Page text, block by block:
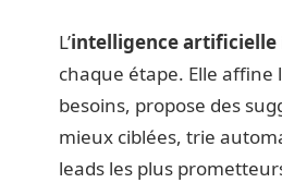
L’intelligence artificielle
chaque étape. Elle affine
besoins, propose des
mieux ciblées, trie
leads les plus